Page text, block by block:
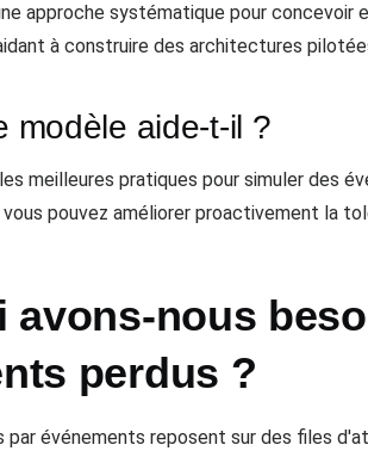
approche systématique pour
à construire des architectures
modèle aide-t-il ?
meilleures pratiques pour simuler des
pouvez améliorer proactivement la
avons-nous
perdus ?
par événements reposent sur des files